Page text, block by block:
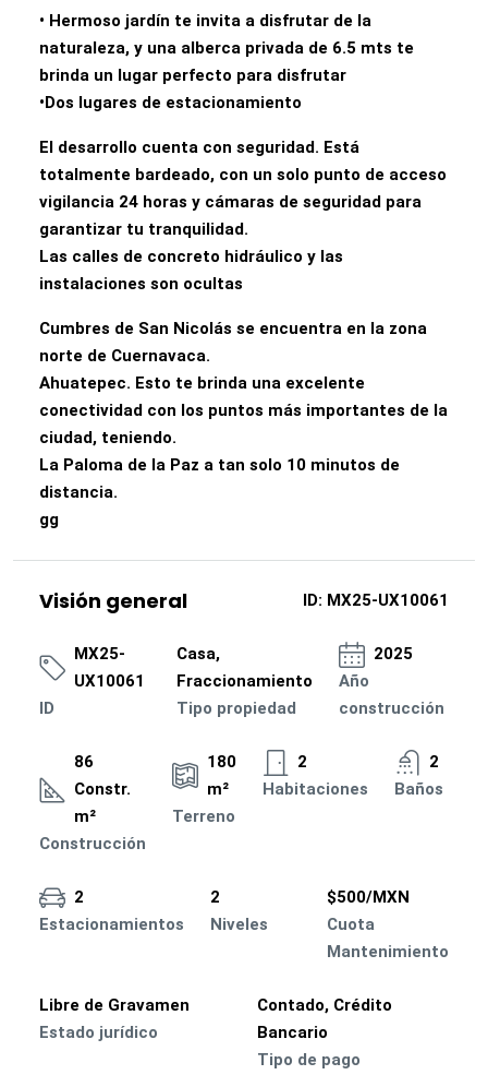
• Hermoso jardín te invita a disfrutar de la
naturaleza, y una alberca privada de 6.5 mts te
brinda un lugar perfecto para disfrutar
•Dos lugares de estacionamiento
El desarrollo cuenta con seguridad. Está
totalmente bardeado, con un solo punto de acceso
vigilancia 24 horas y cámaras de seguridad para
garantizar tu tranquilidad.
Las calles de concreto hidráulico y las
instalaciones son ocultas
Cumbres de San Nicolás se encuentra en la zona
norte de Cuernavaca.
Ahuatepec. Esto te brinda una excelente
conectividad con los puntos más importantes de la
ciudad, teniendo.
La Paloma de la Paz a tan solo 10 minutos de
distancia.
gg
Visión general ID: MX25-UX10061
MX25-
UX10061
ID
Casa,
Fraccionamiento
Tipo propiedad
2025
Año
construcción
86
Constr.
m²
Construcción
180
m²
Terreno
2
Habitaciones
2
Baños
2
Estacionamientos
2
Niveles
$500/MXN
Cuota
Mantenimiento
Libre de Gravamen
Estado jurídico
Contado, Crédito
Bancario
Tipo de pago